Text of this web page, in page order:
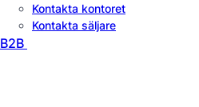
Kontakta kontoret
Kontakta säljare
B2B